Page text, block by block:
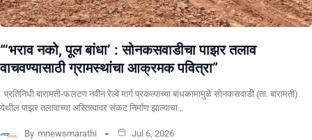
“‘भराव नको, पूल बांधा’ : सोनकसवाडीचा पाझर तलाव
वाचवण्यासाठी ग्रामस्थांचा आक्रमक पवित्रा”
प्रतिनिधी बारामती-फलटण नवीन रेल्वे मार्ग प्रकल्पाच्या बांधकामामुळे सोनकसवाडी (ता. बारामती)
येथील पाझर तलावाच्या अस्तित्वावर संकट निर्माण झाल्याचा…
By mnewsmarathi Jul 6, 2026